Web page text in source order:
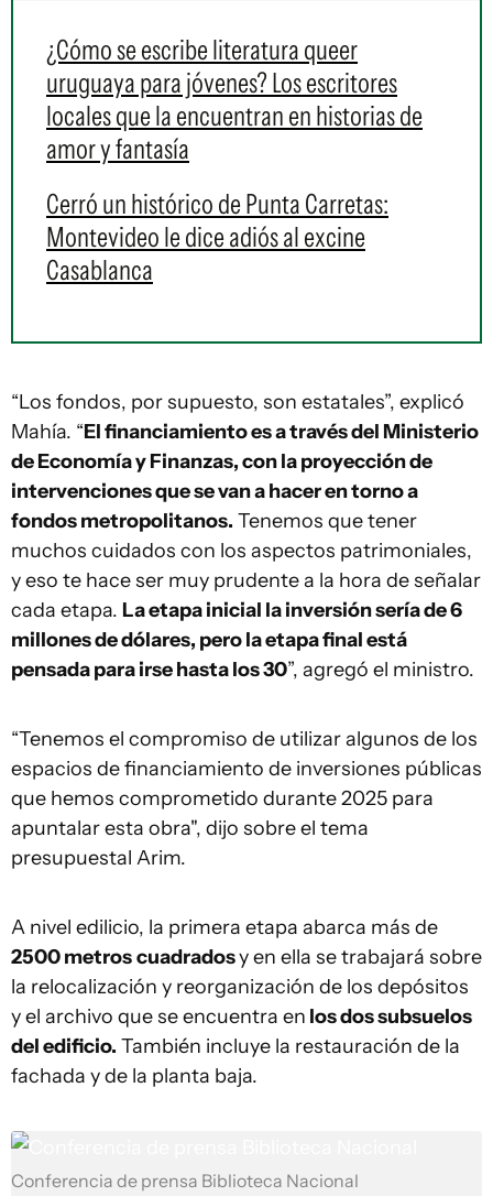
¿Cómo se escribe literatura queer
uruguaya para jóvenes? Los escritores
locales que la encuentran en historias de
amor y fantasía
Cerró un histórico de Punta Carretas:
Montevideo le dice adiós al excine
Casablanca
“Los fondos, por supuesto, son estatales”, explicó
Mahía. “El financiamiento es a través del Ministerio
de Economía y Finanzas, con la proyección de
intervenciones que se van a hacer en torno a
fondos metropolitanos. Tenemos que tener
muchos cuidados con los aspectos patrimoniales,
y eso te hace ser muy prudente a la hora de señalar
cada etapa. La etapa inicial la inversión sería de 6
millones de dólares, pero la etapa final está
pensada para irse hasta los 30”, agregó el ministro.
“Tenemos el compromiso de utilizar algunos de los
espacios de financiamiento de inversiones públicas
que hemos comprometido durante 2025 para
apuntalar esta obra", dijo sobre el tema
presupuestal Arim.
A nivel edilicio, la primera etapa abarca más de
2500 metroscuadradosy en ella se trabajará sobre
la relocalización y reorganización de los depósitos
y el archivo que se encuentra en los dos subsuelos
del edificio. También incluye la restauración de la
fachada y de la planta baja.
Conferencia de prensa Biblioteca Nacional